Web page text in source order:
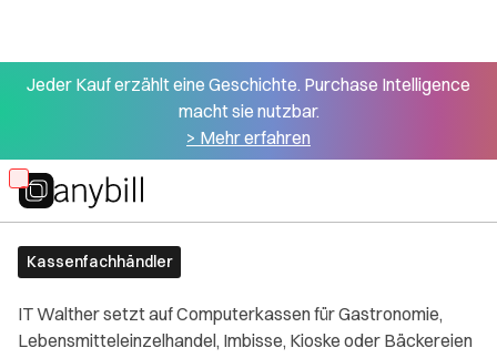
Jeder Kauf erzählt eine Geschichte. Purchase Intelligence
macht sie nutzbar.
> Mehr erfahren
Skip
to
main
content
Alle Partner
IT-Walther
Kassenfachhändler
IT Walther setzt auf Computerkassen für Gastronomie,
Lebensmitteleinzelhandel, Imbisse, Kioske oder Bäckereien